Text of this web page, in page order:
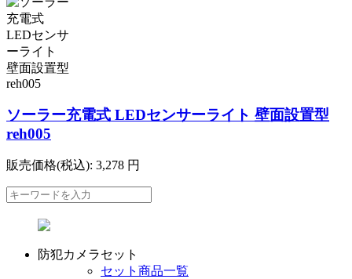
ソーラー充電式 LEDセンサーライト 壁面設置型
reh005
販売価格(税込): 3,278 円
防犯カメラセット
セット商品一覧